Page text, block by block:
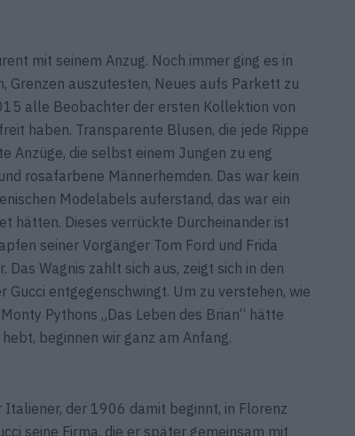
mit seinem Anzug. Noch immer ging es in
Grenzen auszutesten, Neues aufs Parkett zu
alle Beobachter der ersten Kollektion von
haben. Transparente Blusen, die jede Rippe
Anzüge, die selbst einem Jungen zu eng
rosafarbene Männerhemden. Das war kein
Modelabels auferstand, das war ein
hätten. Dieses verrückte Durcheinander ist
seiner Vorgänger Tom Ford und Frida
Wagnis zahlt sich aus, zeigt sich in den
entgegenschwingt. Um zu verstehen, wie
Pythons „Das Leben des Brian“ hätte
beginnen wir ganz am Anfang.
Italiener, der 1906 damit beginnt, in Florenz
seine Firma, die er später gemeinsam mit